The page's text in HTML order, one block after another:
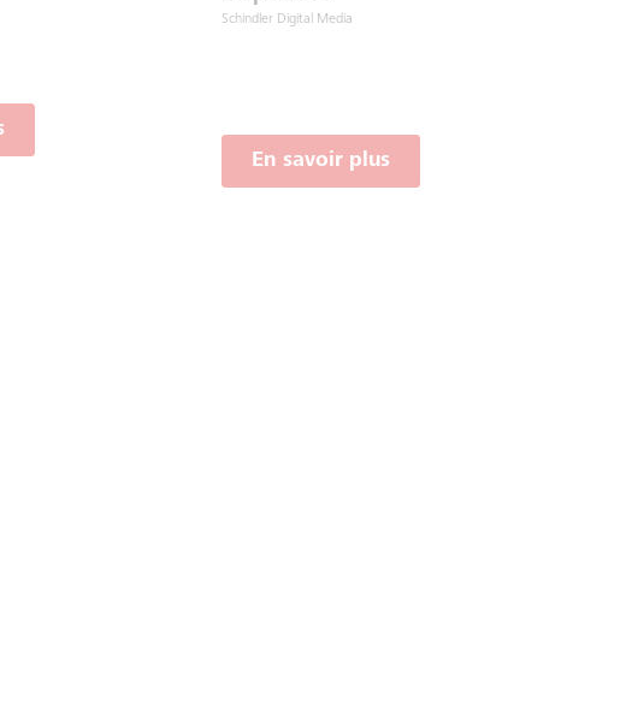
Schindler Digital Media
En savoir plus